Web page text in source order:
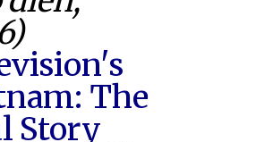
The
Story